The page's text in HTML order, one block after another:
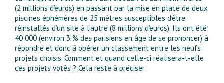
(2 millions d’euros) en passant par la mise en place de deux
piscines éphémères de 25 mètres susceptibles d’être
réinstallés d’un site à l’autre (8 millions d’euros). Ils ont été
40 000 (environ 3 % des parisiens en âge de se prononcer) à
répondre et donc à opérer un classement entre les neufs
projets choisis. Comment et quand celle-ci réalisera-t-elle
ces projets votés ? Cela reste à préciser.